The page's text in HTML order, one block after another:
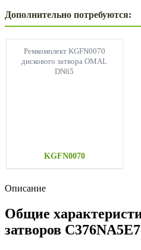
Дополнительно потребуются:
Ремкомплект KGFN0070
дискового затвора OMAL
DN65
KGFN0070
Описание
Общие
затворов